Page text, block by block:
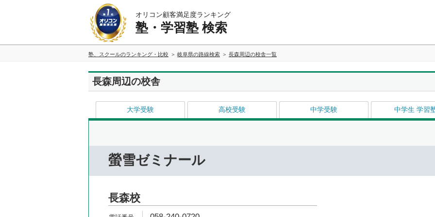
オリコン顧客満足度ランキング
塾・学習塾 検索
塾、スクールのランキング・比較 岐阜県の路線検索 長森周辺の校舎一覧
長森周辺の校舎
大学受験 高校受験 中学受験 中学生 学習
螢雪ゼミナール
長森校